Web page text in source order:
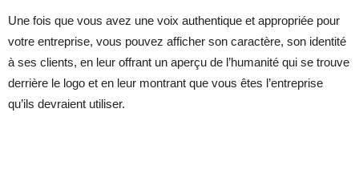
Une fois que vous avez une voix authentique et appropriée pour
votre entreprise, vous pouvez afficher son caractère, son identité
à ses clients, en leur offrant un aperçu de l’humanité qui se trouve
derrière le logo et en leur montrant que vous êtes l’entreprise
qu’ils devraient utiliser.